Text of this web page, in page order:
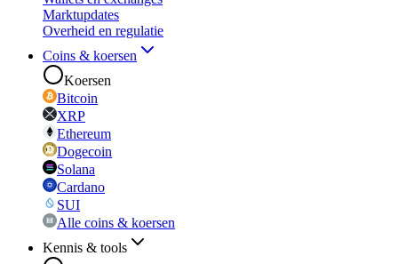
Marktupdates
Overheid en regulatie
Coins & koersen
Koersen
Bitcoin
XRP
Ethereum
Dogecoin
Solana
Cardano
SUI
Alle coins & koersen
Kennis & tools